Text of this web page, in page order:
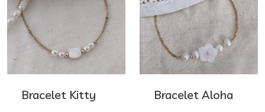
Bracelet Kitty Bracelet Aloha